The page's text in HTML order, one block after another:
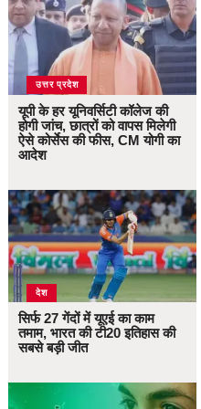
उत्तर प्रदेश
यूपी के हर यूनिवर्सिटी कॉलेज की
होगी जांच, छात्रों को वापस मिलेगी
ऐसे कोर्सेस की फीस, CM योगी का
आदेश
देश
सिर्फ 27 गेंदों में यूएई का काम
तमाम, भारत की टी20 इतिहास की
सबसे बड़ी जीत